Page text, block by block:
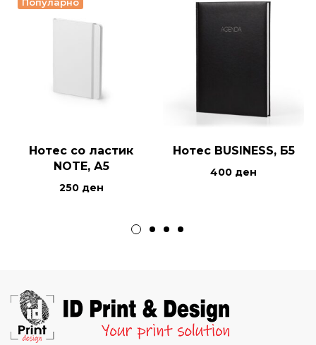
Нотес со ластик
NOTE, А5
250 ден
Нотес BUSINESS, Б5
400 ден